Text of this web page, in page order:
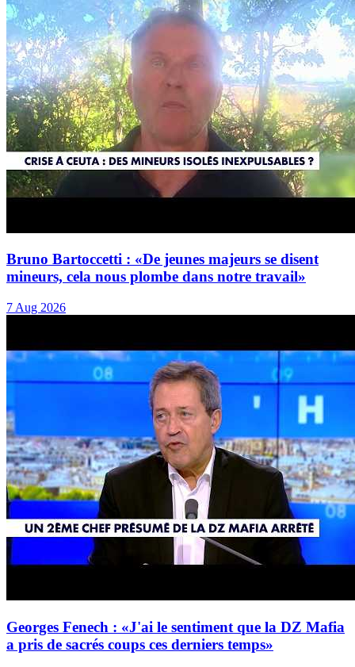
Bruno Bartoccetti : «De jeunes majeurs se disent
mineurs, cela nous plombe dans notre travail»
7 Aug 2026
Georges Fenech : «J'ai le sentiment que la DZ Mafia
a pris de sacrés coups ces derniers temps»